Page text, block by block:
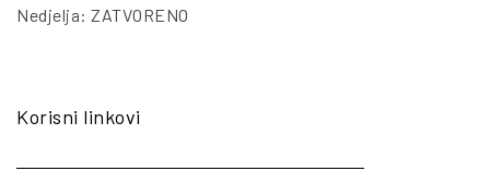
Nedjelja: ZATVORENO
Korisni linkovi